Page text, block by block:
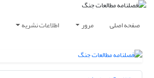
صفحه اصلی مرور اطلاعات نشریه